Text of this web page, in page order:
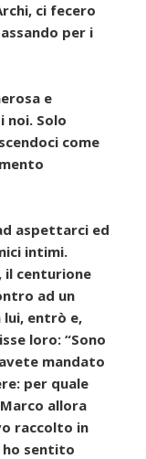
ci fecero
per i
e
noi. Solo
come
aspettarci ed
intimi.
il centurione
ad un
lui, entrò e,
loro: “Sono
mandato
per quale
allora
raccolto in
ho sentito